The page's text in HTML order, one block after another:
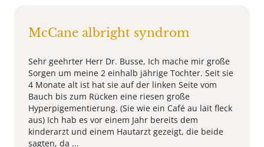
McCane albright syndrom
Sehr geehrter Herr Dr. Busse, Ich mache mir große
Sorgen um meine 2 einhalb jährige Tochter. Seit sie
4 Monate alt ist hat sie auf der linken Seite vom
Bauch bis zum Rücken eine riesen große
Hyperpigementierung. (Sie wie ein Café au lait fleck
aus) Ich hab es vor einem Jahr bereits dem
kinderarzt und einem Hautarzt gezeigt, die beide
sagten, da ...